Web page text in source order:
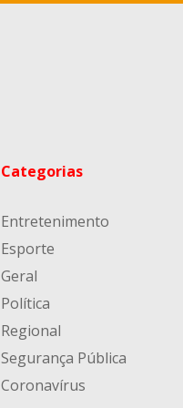
Categorias
Entretenimento
Esporte
Geral
Política
Regional
Segurança Pública
Coronavírus